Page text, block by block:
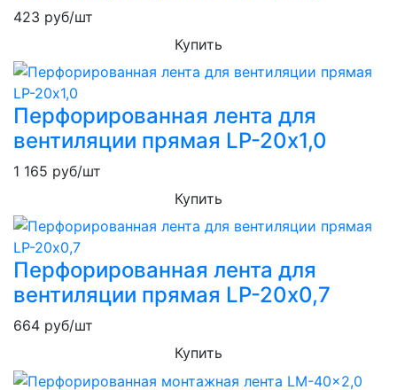
423 руб/шт
Купить
Перфорированная лента для
вентиляции прямая LP-20х1,0
1 165 руб/шт
Купить
Перфорированная лента для
вентиляции прямая LP-20х0,7
664 руб/шт
Купить